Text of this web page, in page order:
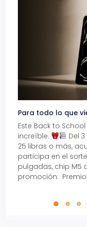
Para todo lo que
Este Back to
increíble.
Del
25 libras o más,
participa en el
pulgadas, chip M5
promoción: